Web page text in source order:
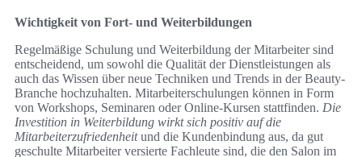
Wichtigkeit von Fort- und Weiterbildungen
Regelmäßige Schulung und Weiterbildung der Mitarbeiter sind
entscheidend, um sowohl die Qualität der Dienstleistungen als
auch das Wissen über neue Techniken und Trends in der Beauty-
Branche hochzuhalten. Mitarbeiterschulungen können in Form
von Workshops, Seminaren oder Online-Kursen stattfinden. Die
Investition in Weiterbildung wirkt sich positiv auf die
Mitarbeiterzufriedenheitund die Kundenbindung aus, da gut
geschulte Mitarbeiter versierte Fachleute sind, die den Salon im